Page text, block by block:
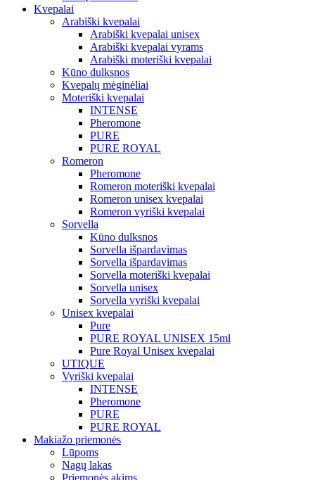
Kvepalai
Arabiški kvepalai
Arabiški kvepalai unisex
Arabiški kvepalai vyrams
Arabiški moteriški kvepalai
Kūno dulksnos
Kvepalų mėginėliai
Moteriški kvepalai
INTENSE
Pheromone
PURE
PURE ROYAL
Romeron
Pheromone
Romeron moteriški kvepalai
Romeron unisex kvepalai
Romeron vyriški kvepalai
Sorvella
Kūno dulksnos
Sorvella išpardavimas
Sorvella išpardavimas
Sorvella moteriški kvepalai
Sorvella unisex
Sorvella vyriški kvepalai
Unisex kvepalai
Pure
PURE ROYAL UNISEX 15ml
Pure Royal Unisex kvepalai
UTIQUE
Vyriški kvepalai
INTENSE
Pheromone
PURE
PURE ROYAL
Makiažo priemonės
Lūpoms
Nagų lakas
Priemonės akims